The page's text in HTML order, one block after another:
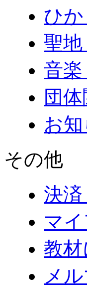
ひ
聖地
音楽
団
お
その他
決済
マ
教
メ